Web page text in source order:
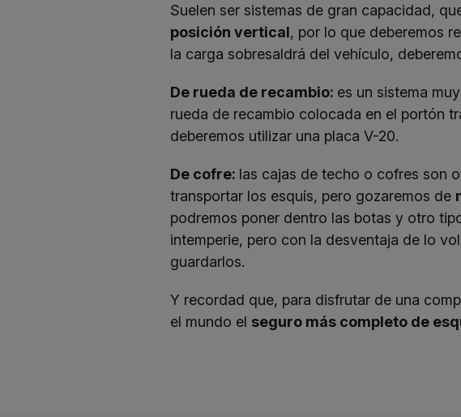
Suelen ser sistemas de gran capacidad,
posición vertical, por lo que deberemos
la carga sobresaldrá del vehículo,
De rueda de recambio: es un sistema
rueda de recambio colocada en el portón
deberemos utilizar una placa V-20.
De cofre: las cajas de techo o cofres son
transportar los esquís, pero gozaremos de
podremos poner dentro las botas y otro
intemperie, pero con la desventaja de lo
guardarlos.
Y recordad que, para disfrutar de una
el mundo el seguro más completo de